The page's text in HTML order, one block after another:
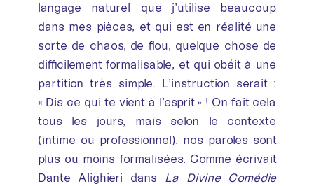
langage naturel que j’utilise beaucoup
dans mes pièces, et qui est en réalité une
sorte de chaos, de flou, quelque chose de
difficilement formalisable, et qui obéit à une
partition très simple. L’instruction serait :
« Dis ce qui te vient à l’esprit » ! On fait cela
tous les jours, mais selon le contexte
(intime ou professionnel), nos paroles sont
plus ou moins formalisées. Comme écrivait
Dante Alighieri dans La Divine Comédie